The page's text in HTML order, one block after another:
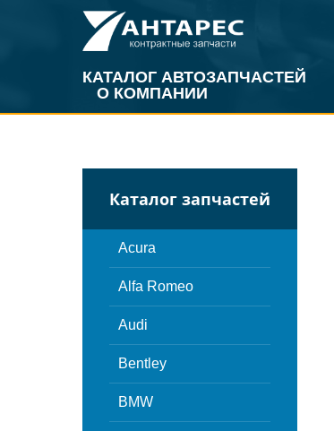
КАТАЛОГ АВТОЗАПЧАСТЕЙ
О КОМПАНИИ
Каталог запчастей
Acura
Alfa Romeo
Audi
Bentley
BMW